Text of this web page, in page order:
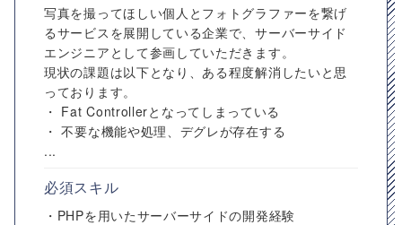
写真を撮ってほしい個人とフォトグラファーを繋げ
るサービスを展開している企業で、サーバーサイド
エンジニアとして参画していただきます。
現状の課題は以下となり、ある程度解消したいと思
っております。
・ Fat Controllerとなってしまっている
・ 不要な機能や処理、デグレが存在する
...
必須スキル
・PHPを用いたサーバーサイドの開発経験